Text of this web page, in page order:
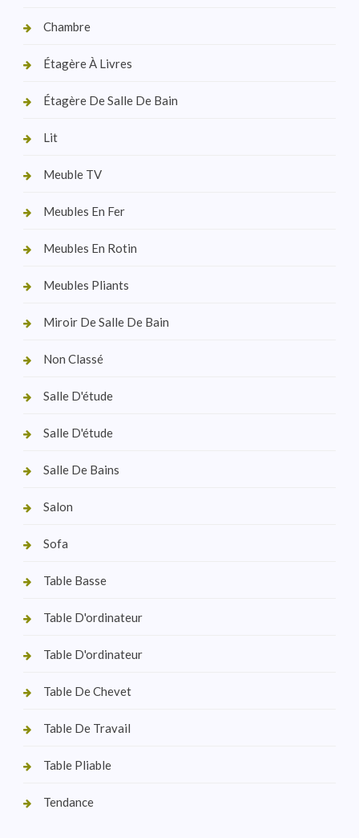
Chambre
Étagère À Livres
Étagère De Salle De Bain
Lit
Meuble TV
Meubles En Fer
Meubles En Rotin
Meubles Pliants
Miroir De Salle De Bain
Non Classé
Salle D'étude
Salle D'étude
Salle De Bains
Salon
Sofa
Table Basse
Table D'ordinateur
Table D'ordinateur
Table De Chevet
Table De Travail
Table Pliable
Tendance